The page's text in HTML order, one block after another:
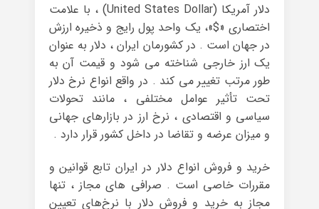
دلار آمریکا (United States Dollar) ، با علامت
اختصاری «$»، یک واحد پول رایج و ذخیره ارزش
در جهان است . در کشورمان ایران ، دلار به عنوان
یک ارز خارجی شناخته می ‌شود و قیمت آن به
طور مرتب تغییر می کند . در واقع انواع نرخ دلار
تحت تأثیر عوامل مختلفی ، مانند تحولات
سیاسی و اقتصادی ، نرخ ارز در بازارهای جهانی
و میزان عرضه و تقاضا در داخل کشور قرار دارد .
خرید و فروش انواع دلار در ایران تابع قوانین و
مقررات خاصی است . صرافی‌ های مجاز ، تنها
مجاز به خرید و فروش دلار با نرخ‌های تعیین